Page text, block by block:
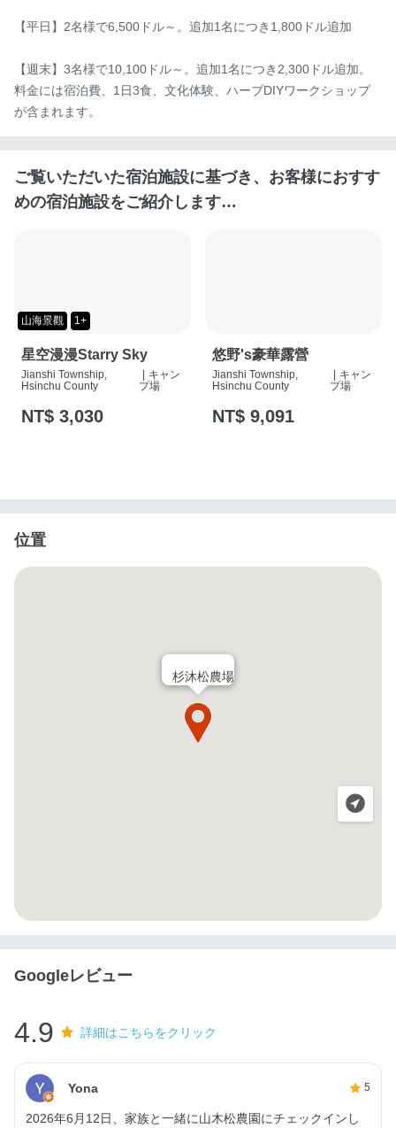
【平日】2名様で6,500ドル～。追加1名につき1,800ドル追加
【週末】3名様で10,100ドル～。追加1名につき2,300ドル追加。
料金には宿泊費、1日3食、文化体験、ハーブDIYワークショップ
が含まれます。
ご覧いただいた宿泊施設に基づき、お客様におすす
めの宿泊施設をご紹介します…
山海景觀 1+
星空漫漫Starry Sky
Jianshi Township,
Hsinchu County
| キャン
プ場
NT$ 3,030
悠野's豪華露營
Jianshi Township,
Hsinchu County
| キャン
プ場
NT$ 9,091
位置
杉沐松農場
Googleレビュー
4.9 詳細はこちらをクリック
Yona 5
2026年6月12日、家族と一緒に山木松農園にチェックインし